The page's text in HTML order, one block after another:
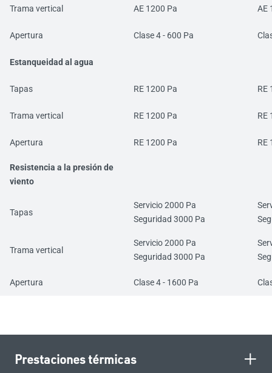
Trama vertical AE 1200 Pa AE
Apertura Clase 4 - 600 Pa
Estanqueidad al agua
Tapas RE 1200 Pa RE
Trama vertical RE 1200 Pa RE
Apertura RE 1200 Pa RE
Resistencia a la presión de
viento
Tapas
Servicio 2000 Pa
Seguridad 3000 Pa
Trama vertical
Servicio 2000 Pa
Seguridad 3000 Pa
Apertura Clase 4 - 1600 Pa
Prestaciones térmicas +